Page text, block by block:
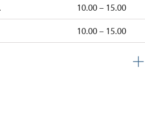
10.00 – 15.00
10.00 – 15.00